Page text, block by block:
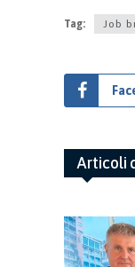
Tag: Job
Articoli